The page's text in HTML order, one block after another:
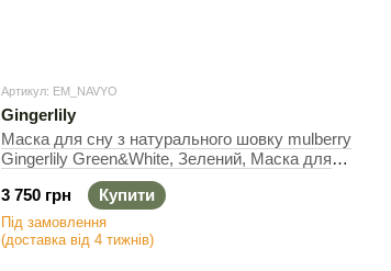
Артикул: EM_NAVYO
Gingerlily
Маска для сну з натурального шовку mulberry
Gingerlily Green&White, Зелений, Маска для
3 750 грн
Купити
Під замовлення
(доставка від 4 тижнів)